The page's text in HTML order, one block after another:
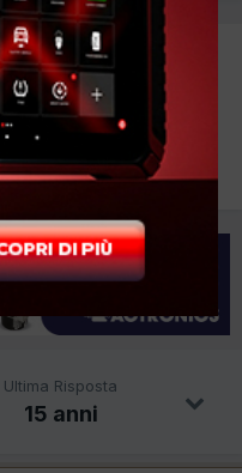
controllando :scusa:
Ultima Risposta
15 anni